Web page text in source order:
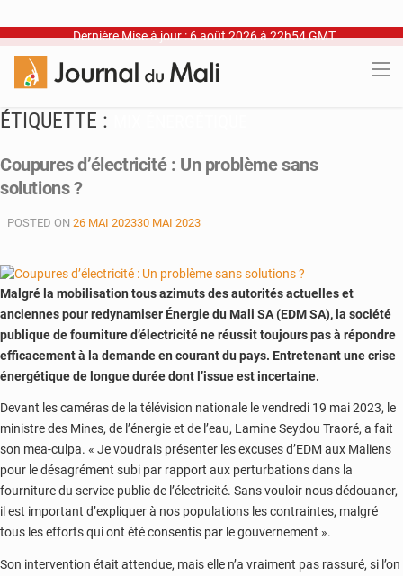
Dernière Mise à jour : 6 août 2026 à 22h54 GMT
ÉTIQUETTE :
Coupures d’électricité : Un problème sans
solutions ?
POSTED ON 26 MAI 202330 MAI 2023
Malgré la mobilisation tous azimuts des autorités actuelles et
anciennes pour redynamiser Énergie du Mali SA (EDM SA), la société
publique de fourniture d’électricité ne réussit toujours pas à répondre
efficacement à la demande en courant du pays. Entretenant une crise
énergétique de longue durée dont l’issue est incertaine.
Devant les caméras de la télévision nationale le vendredi 19 mai 2023, le
ministre des Mines, de l’énergie et de l’eau, Lamine Seydou Traoré, a fait
son mea-culpa. « Je voudrais présenter les excuses d’EDM aux Maliens
pour le désagrément subi par rapport aux perturbations dans la
fourniture du service public de l’électricité. Sans vouloir nous dédouaner,
il est important d’expliquer à nos populations les contraintes, malgré
tous les efforts qui ont été consentis par le gouvernement ».
Son intervention était attendue, mais elle n’a vraiment pas rassuré, si l’on